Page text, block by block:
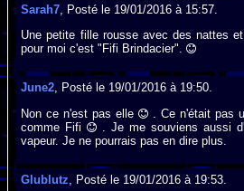
Sarah7 , Posté le 19/01/2016 à 15:57.
Une petite fille rousse avec des nattes
pour moi c'est "Fifi Brindacier".
June2, Posté le 19/01/2016 à 19:50.
Non ce n'est pas elle
. Ce n'était pas
comme Fifi
. Je me souviens aussi
vapeur. Je ne pourrais pas en dire plus.
Glublutz , Posté le 19/01/2016 à 19:53.